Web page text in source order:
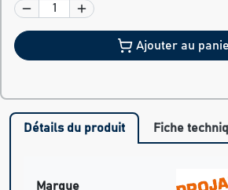
Ajouter au
Détails du produit Fiche
Marque